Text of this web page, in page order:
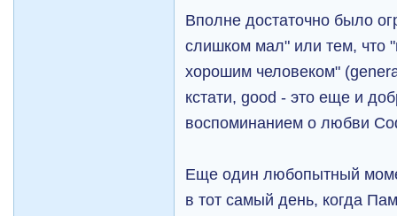
Вполне достаточно было
слишком мал" или тем, что
хорошим человеком"
кстати, good - это еще и
воспоминанием о любви
Еще один любопытный
в тот самый день, когда